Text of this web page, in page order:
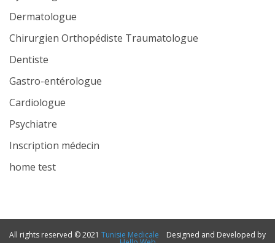
Dermatologue
Chirurgien Orthopédiste Traumatologue
Dentiste
Gastro-entérologue
Cardiologue
Psychiatre
Inscription médecin
home test
All rights reserved © 2021 Tunisie Medicale Designed and Developed by